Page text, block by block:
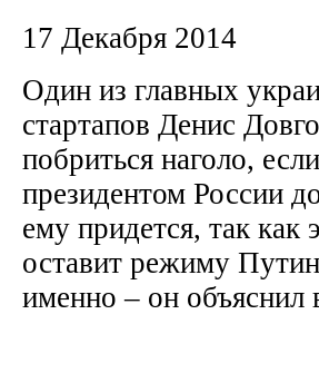
17 Декабря 2014
Один из главных
стартапов Денис
побриться наголо,
президентом России
ему придется, так как
оставит режиму
именно – он объяснил